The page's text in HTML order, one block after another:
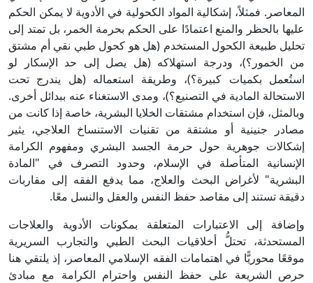
المعاصر. فمثلاً، إشكالية المواد الكحولية في الأدوية لا يمكن الحكم
عليها بالحظر والمنع اعتمادًا على الحكم بحرمة الخمر، بل تمتد إلى
تحليل طبيعة الكحول المستخدم (هل هو كحول طبي نقي أم مشتق
من الخمور؟)، ودرجة استهلاكه (هل يصل إلى حد الإسكار لو
استُعمل بكميات كبيرة؟)، وطريقة استعماله (هل يندرج تحت
الاستحالة المادية في التصنيع؟)، ومدى الاستغناء عنه ببدائل أخرى.
وبالمثل، فإن استخدام مشتقات الخلايا البشرية، خاصة إذا كانت من
مصادر جنينية أو مشتقة من تقنيات الاستنساخ العلاجي، يثير
إشكالات جوهرية حول حرمة الجسد البشري ومفهوم الكرامة
الإنسانية المتأصلة في الإسلام، وحدود التصرف في "المادة
البشرية" لأغراض البحث والعلاج، مما يدفع الفقه إلى مقاربات
دقيقة تستند إلى مقاصد حفظ النفس والعقل والنسل معًا.
وإضافة إلى الاعتبارات المتعلقة بمكونات الأدوية والعلاجات
المستحدثة، تحتلُّ أخلاقيات البحث الطبي والتجارب السريرية
موقعًا محوريًّا في اهتمامات الفقه الإسلامي المعاصر، إذ يلتقي هنا
حرص الشريعة على حفظ النفس واحترام الكرامة مع مبادئ